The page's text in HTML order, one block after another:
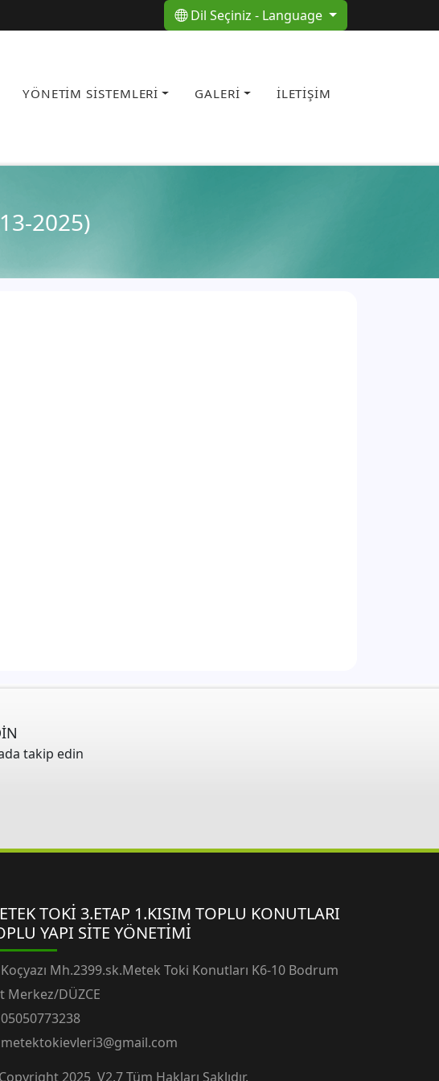
Dil Seçiniz - Language
YÖNETİM SİSTEMLERİ GALERİ İLETİŞİM
2025)
takip edin
TOKİ 3.ETAP 1.KISIM TOPLU KONUTLARI
YAPI SİTE YÖNETİMİ
Koçyazı Mh.2399.sk.Metek Toki Konutları K6-10 Bodrum
Merkez/DÜZCE
05050773238
metektokievleri3@gmail.com
2025 V2.7 Tüm Hakları Saklıdır.